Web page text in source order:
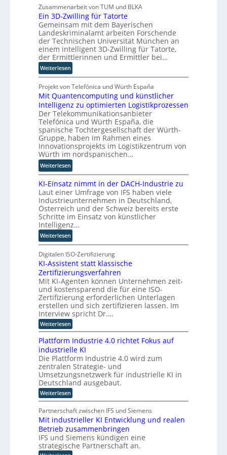
u
t
e
r
-
H
e
r
t
e
l
l
e
r
n
i
e
r
u
n
g
s
l
ö
s
u
n
g
e
n
j
ö
r
n
T
w
i
e
h
a
u
s
w
i
r
d
n
e
u
r
W
a
g
o
-
C
E
O
Zusammenarbeit von TUM und BLKA
Ein 3D-Zwilling für Tatorte
Gemeinsam mit dem Bayerischen
Landeskriminalamt arbeiten Forschende
der Technischen Universität München an
einem intelligent 3D-Zwilling für Tatorte,
der Ermittlerinnen und Ermittler bei…
Weiterlesen:
E
i
n
3
D
-
Z
w
i
l
l
i
n
g
f
ü
r
T
a
t
r
t
e
Projekt von Telefónica und Würth España
Mit Quantencomputing und künstlicher
Intelligenz zu optimierten Logistikprozessen
Der Telekommunikationsanbieter
Telefónica und Würth España, die
spanische Tochtergesellschaft der Würth-
Gruppe, haben im Rahmen eines
Innovationsprojekts im Logistikzentrum von
Würth im nordspanischen…
Weiterlesen:
M
i
t
Q
u
a
n
t
e
n
c
o
m
p
u
i
n
g
u
n
d
k
ü
n
s
t
l
i
c
h
KI-Einsatz nimmt in der DACH-Industrie zu
Laut einer Umfrage von IFS haben viele
Industrieunternehmen in Deutschland,
Österreich und der Schweiz bereits erste
Schritte im Einsatz von künstlicher
Intelligenz…
Weiterlesen:
K
I
-
E
i
n
s
a
t
z
m
m
t
i
n
d
e
r
D
A
C
Digitalen ISO-Zertifizierung
KI-Assistent statt klassische
Zertifizierungsverfahren
Mit KI-Agenten können Unternehmen zeit-
und kostensparend die für eine ISO-
Zertifizierung erforderlichen Unterlagen
erstellen und sich zertifizieren lassen. Im
Interview spricht Dr.…
Weiterlesen:
K
A
s
s
i
s
t
e
n
t
s
t
a
t
t
k
Plattform Industrie 4.0 richtet Fokus auf
industrielle KI
Die Plattform Industrie 4.0 wird zum
zentralen Strategie- und
Umsetzungsnetzwerk für industrielle KI in
Deutschland ausgebaut.
Weiterlesen:
P
a
t
t
f
o
r
Partnerschaft zwischen IFS und Siemens
Mit industrieller KI Entwicklung und realen
Betrieb zusammenbringen
IFS und Siemens kündigen eine
strategische Partnerschaft an.